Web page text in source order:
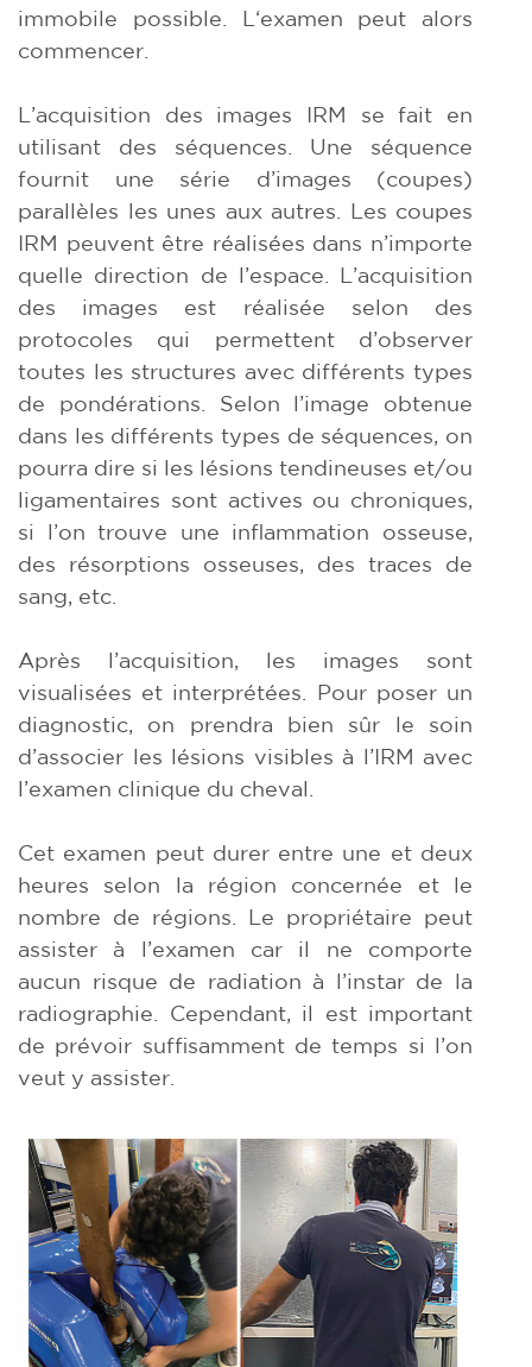
immobile possible. L‘examen peut alors
commencer.
L’acquisition des images IRM se fait en
utilisant des séquences. Une séquence
fournit une série d’images (coupes)
parallèles les unes aux autres. Les coupes
IRM peuvent être réalisées dans n’importe
quelle direction de l’espace. L’acquisition
des images est réalisée selon des
protocoles qui permettent d’observer
toutes les structures avec différents types
de pondérations. Selon l’image obtenue
dans les différents types de séquences, on
pourra dire si les lésions tendineuses et/ou
ligamentaires sont actives ou chroniques,
si l’on trouve une inflammation osseuse,
des résorptions osseuses, des traces de
sang, etc.
Après l’acquisition, les images sont
visualisées et interprétées. Pour poser un
diagnostic, on prendra bien sûr le soin
d’associer les lésions visibles à l’IRM avec
l’examen clinique du cheval.
Cet examen peut durer entre une et deux
heures selon la région concernée et le
nombre de régions. Le propriétaire peut
assister à l’examen car il ne comporte
aucun risque de radiation à l’instar de la
radiographie. Cependant, il est important
de prévoir suffisamment de temps si l’on
veut y assister.